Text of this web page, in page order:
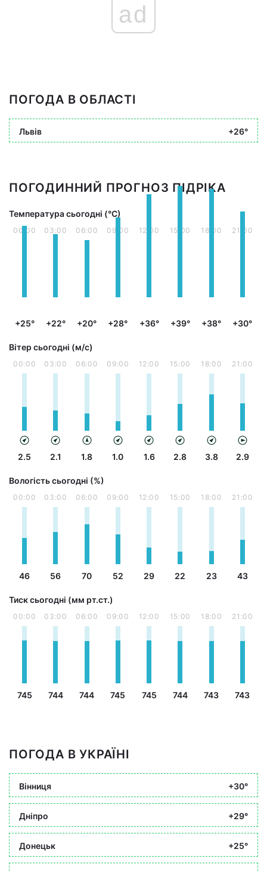
ad
ПОГОДА В ОБЛАСТІ
Львів +26°
ПОГОДИННИЙ ПРОГНОЗ ПІДРІКА
Температура сьогодні (°С)
00:00
+25°
03:00
+22°
06:00
+20°
09:00
+28°
12:00
+36°
15:00
+39°
18:00
+38°
21:00
+30°
Вітер сьогодні (м/с)
00:00
2.5
03:00
2.1
06:00
1.8
09:00
1.0
12:00
1.6
15:00
2.8
18:00
3.8
21:00
2.9
Вологість сьогодні (%)
00:00
46
03:00
56
06:00
70
09:00
52
12:00
29
15:00
22
18:00
23
21:00
43
Тиск сьогодні (мм рт.ст.)
00:00
745
03:00
744
06:00
744
09:00
745
12:00
745
15:00
744
18:00
743
21:00
743
ПОГОДА В УКРАЇНІ
Вінниця +30°
Дніпро +29°
Донецьк +25°